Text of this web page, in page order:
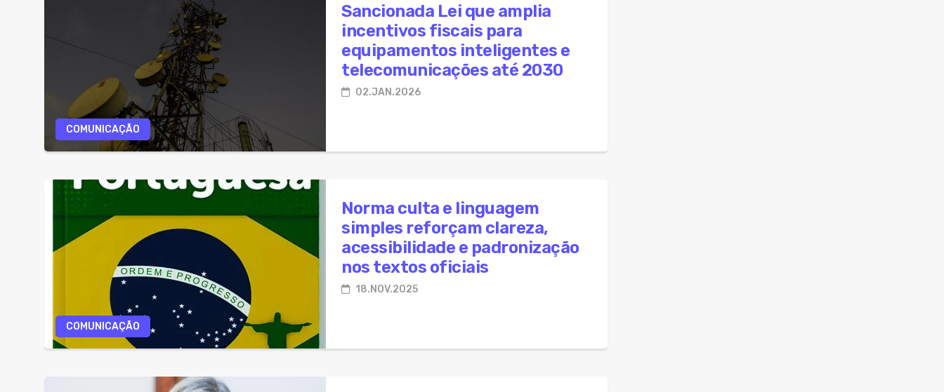
COMUNICAÇÃO
Sancionada Lei que amplia
incentivos fiscais para
equipamentos inteligentes e
telecomunicações até 2030
02.JAN.2026
COMUNICAÇÃO
Norma culta e linguagem
simples reforçam clareza,
acessibilidade e padronização
nos textos oficiais
18.NOV.2025